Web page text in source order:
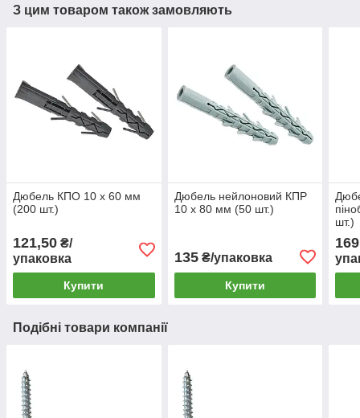
З цим товаром також замовляють
Дюбель КПО 10 х 60 мм
(200 шт.)
121,50 ₴/
упаковка
Купити
Дюбель нейлоновий КПР
10 х 80 мм (50 шт.)
135₴/упаковка
Купити
шт.)
Подібні товари компанії